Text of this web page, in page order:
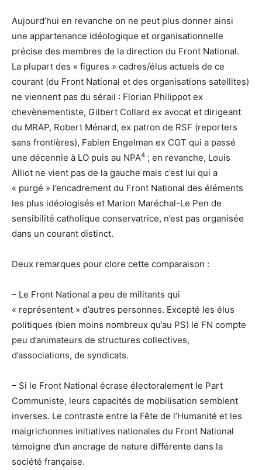
Aujourd’hui en revanche on ne peut plus donner ainsi
une appartenance idéologique et organisationnelle
précise des membres de la direction du Front National.
La plupart des « figures » cadres/élus actuels de ce
courant (du Front National et des organisations satellites)
ne viennent pas du sérail : Florian Philippot ex
chevènementiste, Gilbert Collard ex avocat et dirigeant
du MRAP, Robert Ménard, ex patron de RSF (reporters
sans frontières), Fabien Engelman ex CGT qui a passé
une décennie à LO puis au NPA4 ; en revanche, Louis
Alliot ne vient pas de la gauche mais c’est lui qui a
« purgé » l’encadrement du Front National des éléments
les plus idéologisés et Marion Maréchal-Le Pen de
sensibilité catholique conservatrice, n’est pas organisée
dans un courant distinct.
Deux remarques pour clore cette comparaison :
– Le Front National a peu de militants qui
« représentent » d’autres personnes. Excepté les élus
politiques (bien moins nombreux qu’au PS) le FN compte
peu d’animateurs de structures collectives,
d’associations, de syndicats.
– Si le Front National écrase électoralement le Part
Communiste, leurs capacités de mobilisation semblent
inverses. Le contraste entre la Fête de l’Humanité et les
maigrichonnes initiatives nationales du Front National
témoigne d’un ancrage de nature différente dans la
société française.